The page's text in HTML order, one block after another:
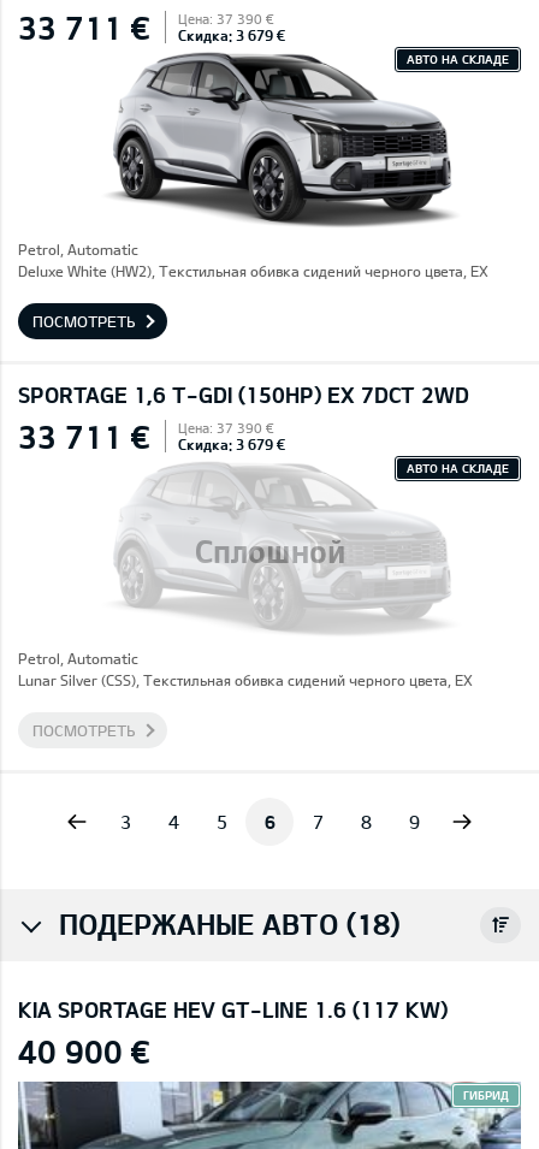
33 711 € Цена: 37 390 €
Скидка: 3 679 €
АВТО НА СКЛАДЕ
Petrol, Automatic
Deluxe White (HW2), Текстильная обивка сидений черного цвета, EX
ПОСМОТРЕТЬ
SPORTAGE 1,6 T-GDI (150HP) EX 7DCT 2WD
Сплошной
33 711 € Цена: 37 390 €
Скидка: 3 679 €
АВТО НА СКЛАДЕ
Petrol, Automatic
Lunar Silver (CSS), Текстильная обивка сидений черного цвета, EX
ПОСМОТРЕТЬ
3 4 5 6 7 8 9
ПОДЕРЖАНЫЕ АВТО (18)
KIA SPORTAGE HEV GT-LINE 1.6 (117 KW)
40 900 €
ГИБРИД